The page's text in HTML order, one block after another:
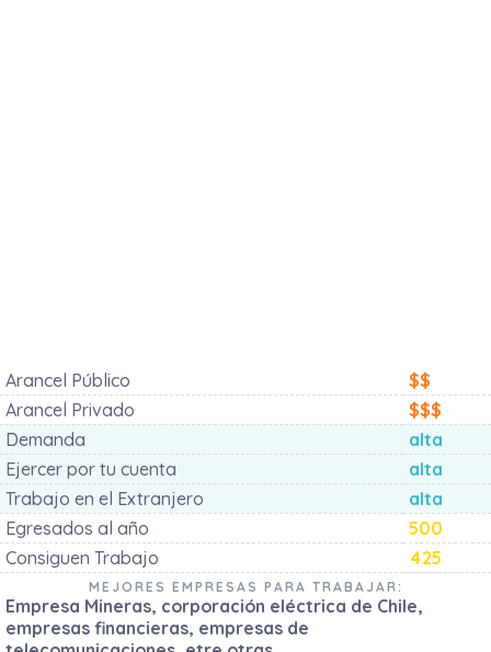
Arancel Público
$$
Arancel Privado
$$$
Demanda
alta
Ejercer por tu cuenta
alta
Trabajo en el Extranjero
alta
Egresados al año
500
Consiguen Trabajo
425
MEJORES EMPRESAS PARA TRABAJAR:
Empresa Mineras, corporación eléctrica de Chile,
empresas financieras, empresas de